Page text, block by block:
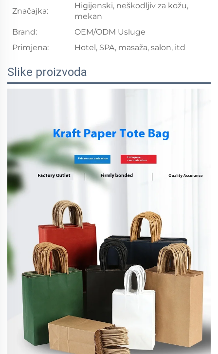
Značajka:
Higijenski, neškodljiv za kožu,
mekan
Brand:
OEM/ODM Usluge
Primjena:
Hotel, SPA, masaža, salon, itd
Slike proizvoda